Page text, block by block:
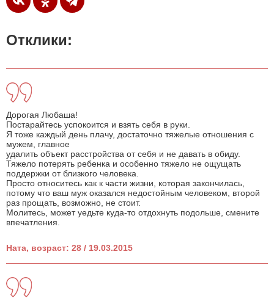
Отклики:
Дорогая Любаша!
Постарайтесь успокоится и взять себя в руки.
Я тоже каждый день плачу, достаточно тяжелые отношения с
мужем, главное
удалить объект расстройства от себя и не давать в обиду.
Тяжело потерять ребенка и особенно тяжело не ощущать
поддержки от близкого человека.
Просто относитесь как к части жизни, которая закончилась,
потому что ваш муж оказался недостойным человеком, второй
раз прощать, возможно, не стоит.
Молитесь, может уедьте куда-то отдохнуть подольше, смените
впечатления.
Ната, возраст: 28 / 19.03.2015